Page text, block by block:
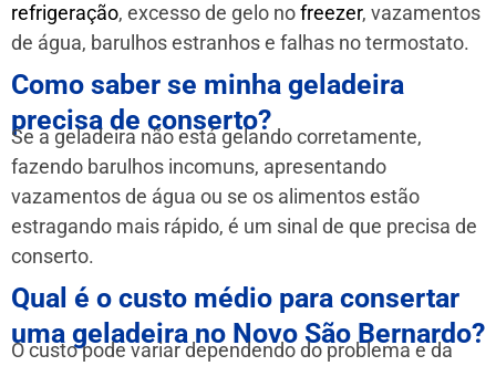
refrigeração, excesso de gelo nofreezer, vazamentos
de água, barulhos estranhos e falhas no termostato.
Como saber se minha geladeira
precisa de conserto?
Se a geladeira não está gelando corretamente,
fazendo barulhos incomuns, apresentando
vazamentos de água ou se os alimentos estão
estragando mais rápido, é um sinal de que precisa de
conserto.
Qual é o custo médio para consertar
uma geladeira no Novo São Bernardo?
O custo pode variar dependendo do problema e da